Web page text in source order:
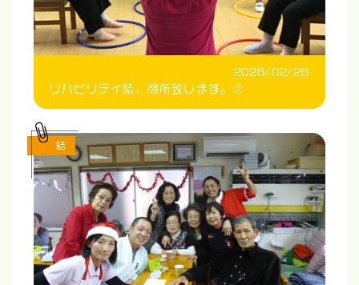
2026/02/26
リハビリデイ結、閉所致します。②
結